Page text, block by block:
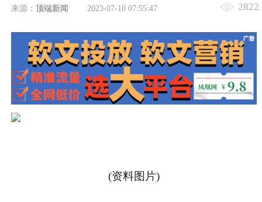
来源： 顶端新闻 2023-07-10 07:55:47 2822
(资料图片)